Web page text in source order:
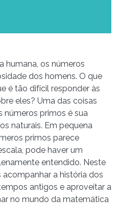
humana, os números
dos homens. O que
é tão difícil responder às
eles? Uma das coisas
números primos é sua
naturais. Em pequena
primos parece
pode haver um
entendido. Neste
a história dos
antigos e aproveitar a
no mundo da matemática